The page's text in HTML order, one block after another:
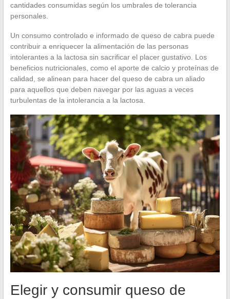
cantidades consumidas según los umbrales de tolerancia
personales.
Un consumo controlado e informado de queso de cabra puede
contribuir a enriquecer la alimentación de las personas
intolerantes a la lactosa sin sacrificar el placer gustativo. Los
beneficios nutricionales, como el aporte de calcio y proteínas de
calidad, se alinean para hacer del queso de cabra un aliado
para aquellos que deben navegar por las aguas a veces
turbulentas de la intolerancia a la lactosa.
Elegir y consumir queso de